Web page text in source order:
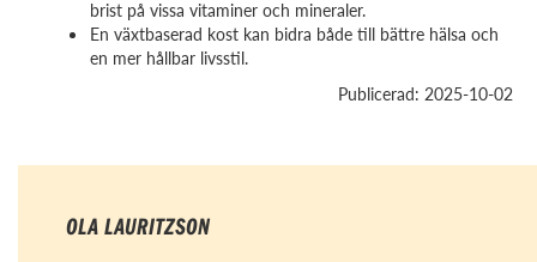
brist på vissa vitaminer och mineraler.
En växtbaserad kost kan bidra både till bättre hälsa och
en mer hållbar livsstil.
Publicerad: 2025-10-02
OLA LAURITZSON